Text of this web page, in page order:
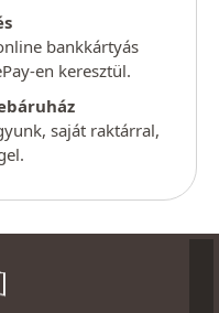
bankkártyás
en keresztül.
saját raktárral,